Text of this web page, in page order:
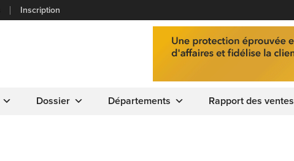
Inscription
Dossier Départements Rapport des ventes